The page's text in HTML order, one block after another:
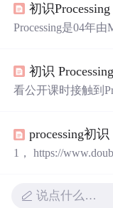
初识Processing
Processing是04年
支持，使得它的使
术的跨界艺术家，
初识 Processing
看公开课时接触到
运行processing.exe
processing初识
1， https://
说点什么…